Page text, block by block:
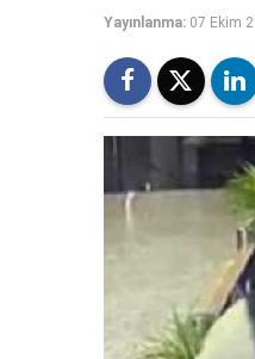
Yayınlanma: 07 Ekim